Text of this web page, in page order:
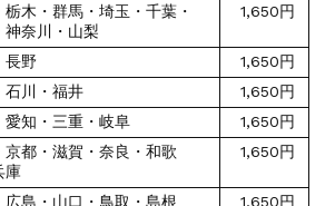
栃木・群馬・埼玉・千葉・
神奈川・山梨
1,650円
長野
1,650円
石川・福井
1,650円
愛知・三重・岐阜
1,650円
京都・滋賀・奈良・和歌
庫
1,650円
広島・山口・鳥取・島根
1,650円